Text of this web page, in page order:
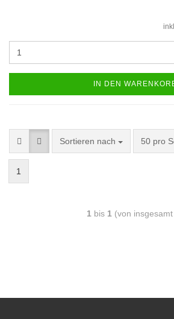
IN DEN
Sortieren nach 50 pro
1
1 bis 1 (von insgesamt